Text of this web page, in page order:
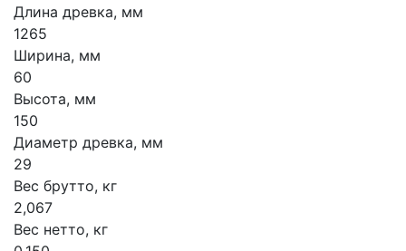
Длина древка, мм
1265
Ширина, мм
60
Высота, мм
150
Диаметр древка, мм
29
Вес брутто, кг
2,067
Вес нетто, кг